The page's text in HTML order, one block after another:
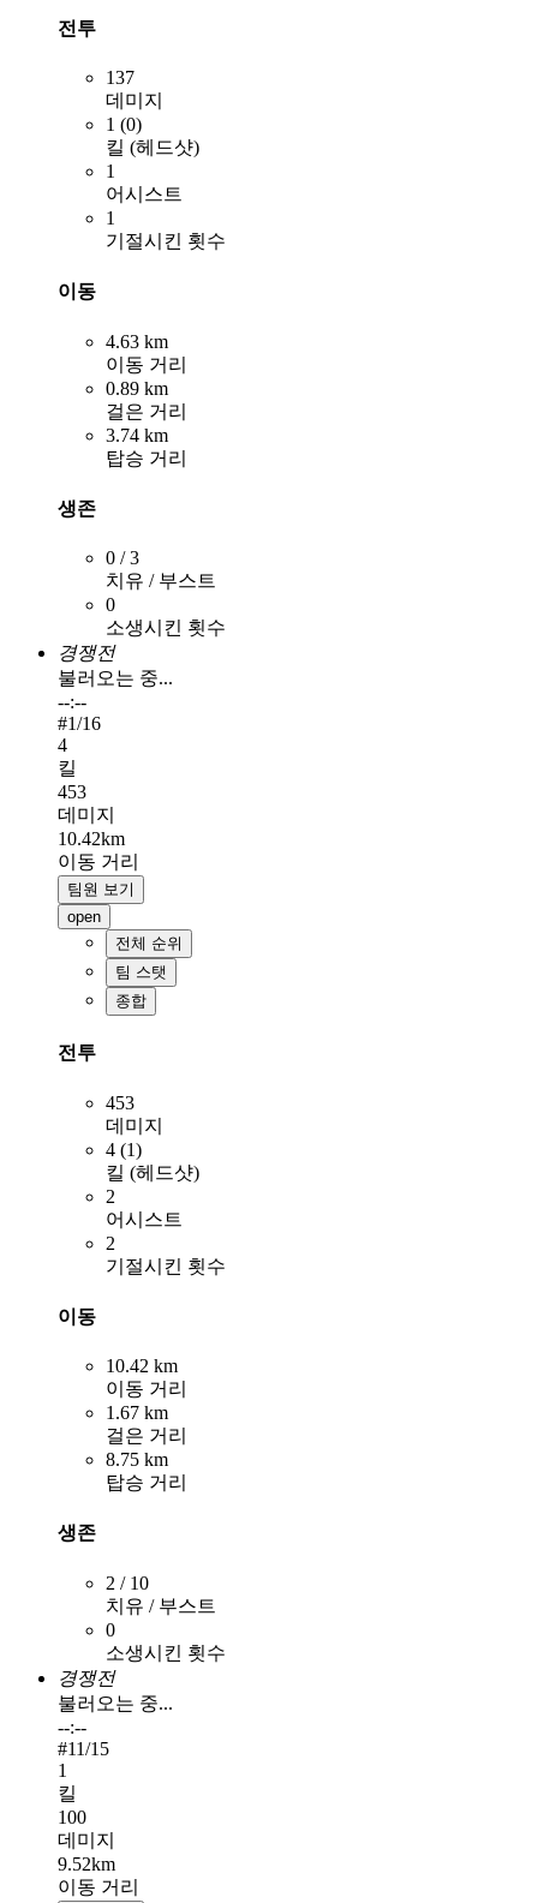
전투
137
데미지
1 (0)
킬 (헤드샷)
1
어시스트
1
기절시킨 횟수
이동
4.63 km
이동 거리
0.89 km
걸은 거리
3.74 km
탑승 거리
생존
0 / 3
치유 / 부스트
0
소생시킨 횟수
경쟁전
불러오는 중...
--:--
#1/16
4
킬
453
데미지
10.42km
이동 거리
팀원 보기
open
전체 순위
팀 스탯
종합
전투
453
데미지
4 (1)
킬 (헤드샷)
2
어시스트
2
기절시킨 횟수
이동
10.42 km
이동 거리
1.67 km
걸은 거리
8.75 km
탑승 거리
생존
2 / 10
치유 / 부스트
0
소생시킨 횟수
경쟁전
불러오는 중...
--:--
#11/15
1
킬
100
데미지
9.52km
이동 거리